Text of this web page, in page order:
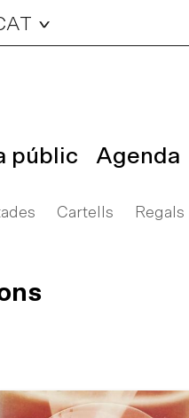
públic Agenda
Cartells Regals